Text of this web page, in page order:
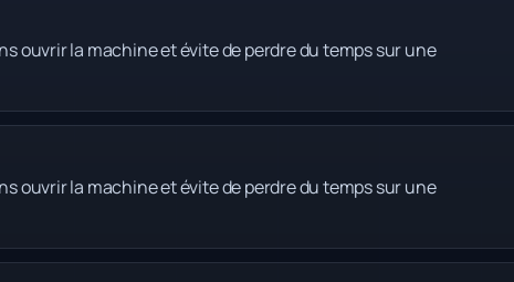
ouvrir la machine et évite de perdre du temps sur une
ouvrir la machine et évite de perdre du temps sur une